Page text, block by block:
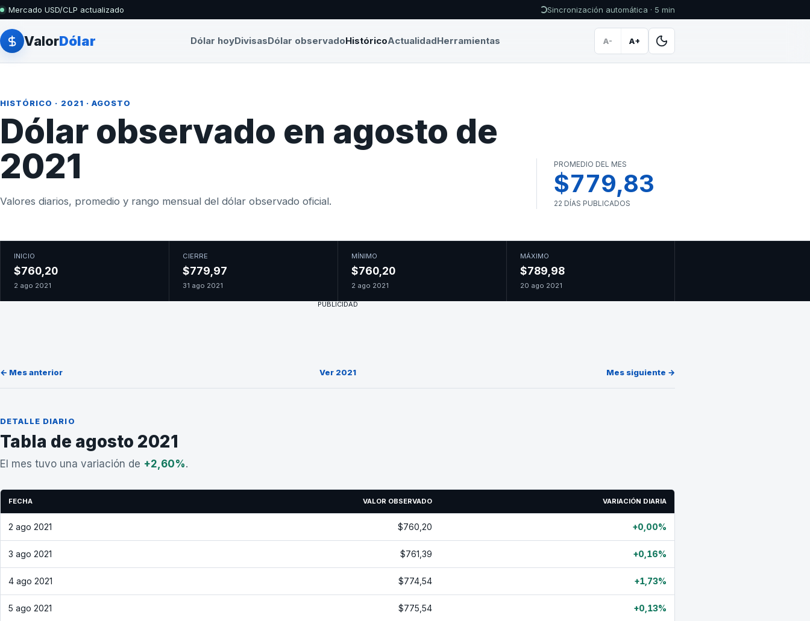
Mercado USD/CLP actualizado Sincronización automática · 5 min
ValorDólar Dólar hoyDivisasDólar observadoHistóricoActualidadHerramientas A- A+
HISTÓRICO · 2021 · AGOSTO
Dólar observado en agosto de
2021
Valores diarios, promedio y rango mensual del dólar observado oficial.
PROMEDIO DEL MES
$779,83
22 DÍAS PUBLICADOS
INICIO
$760,20
2 ago 2021
CIERRE
$779,97
31 ago 2021
MÍNIMO
$760,20
2 ago 2021
MÁXIMO
$789,98
20 ago 2021
PUBLICIDAD
← Mes anterior Ver 2021 Mes siguiente →
DETALLE DIARIO
Tabla de agosto 2021
El mes tuvo una variación de +2,60%.
FECHA VALOR OBSERVADO VARIACIÓN DIARIA
2 ago 2021 $760,20 +0,00%
3 ago 2021 $761,39 +0,16%
4 ago 2021 $774,54 +1,73%
5 ago 2021 $775,54 +0,13%